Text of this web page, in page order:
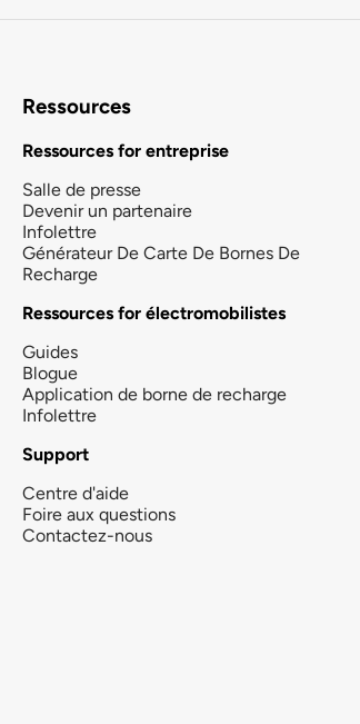
Ressources
Ressources for entreprise
Salle de presse
Devenir un partenaire
Infolettre
Générateur De Carte De Bornes De
Recharge
Ressources for électromobilistes
Guides
Blogue
Application de borne de recharge
Infolettre
Support
Centre d'aide
Foire aux questions
Contactez-nous